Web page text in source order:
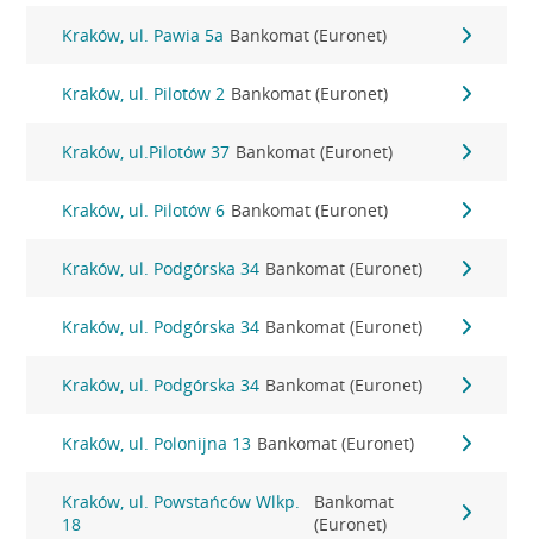
Kraków, ul. Pawia 5a Bankomat (Euronet)
Kraków, ul. Pilotów 2 Bankomat (Euronet)
Kraków, ul.Pilotów 37 Bankomat (Euronet)
Kraków, ul. Pilotów 6 Bankomat (Euronet)
Kraków, ul. Podgórska 34 Bankomat (Euronet)
Kraków, ul. Podgórska 34 Bankomat (Euronet)
Kraków, ul. Podgórska 34 Bankomat (Euronet)
Kraków, ul. Polonijna 13 Bankomat (Euronet)
Kraków, ul. Powstańców Wlkp.
18
Bankomat
(Euronet)